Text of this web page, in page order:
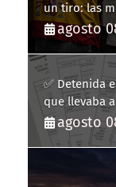
un tiro: las
agosto
✅ Detenida
que llevaba
persona
agosto